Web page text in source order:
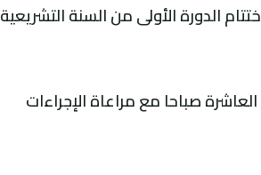
الدورة الأولى من السنة التشريعية
صباحا مع مراعاة الإجراءات